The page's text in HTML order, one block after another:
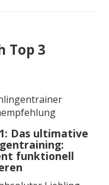
Top 3
Das ultimative
funktionell